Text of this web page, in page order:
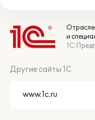
и
Другие сайты 1С